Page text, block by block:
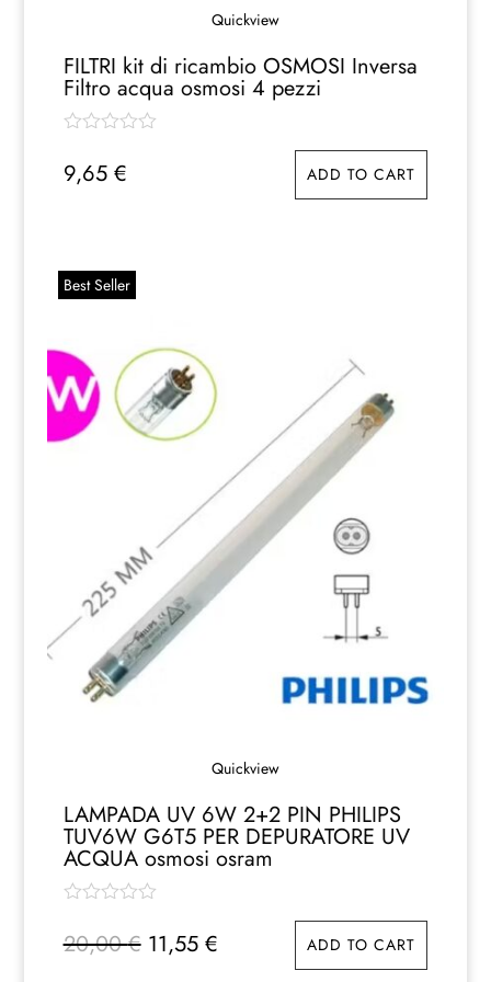
Quickview
FILTRI kit di ricambio OSMOSI Inversa
Filtro acqua osmosi 4 pezzi
9,65 € ADD TO CART
Best Seller
Quickview
LAMPADA UV 6W 2+2 PIN PHILIPS
TUV6W G6T5 PER DEPURATORE UV
ACQUA osmosi osram
20,00€ Il
11,55 €Il
ADD TO CART